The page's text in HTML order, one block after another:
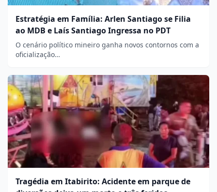
Estratégia em Família: Arlen Santiago se Filia
ao MDB e Laís Santiago Ingressa no PDT
O cenário político mineiro ganha novos contornos com a
oficialização…
Tragédia em Itabirito: Acidente em parque de